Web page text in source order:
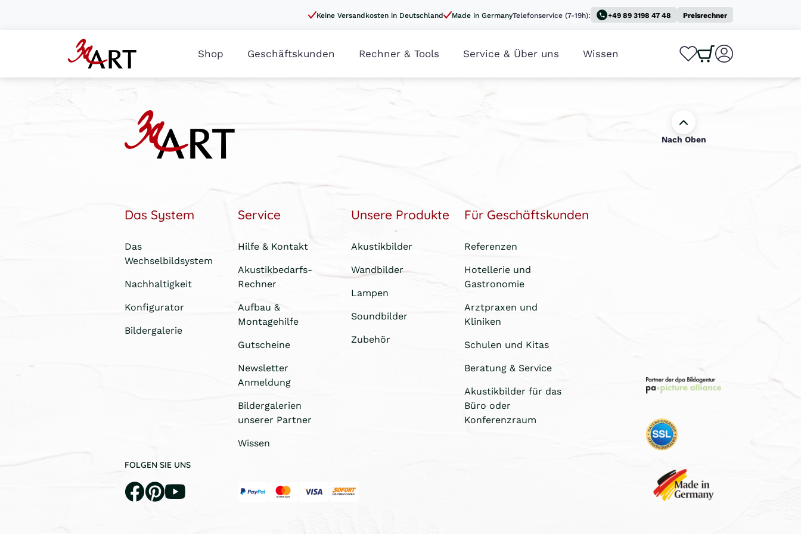
Keine Versandkosten in Deutschland Made in GermanyTelefonservice (7-19h): +49 89 3198 47 48 Preisrechner
Shop Geschäftskunden Rechner & Tools Service & Über uns Wissen 0
Nach Oben
Das System
Das
Wechselbildsystem
Nachhaltigkeit
Konfigurator
Bildergalerie
Service
Hilfe & Kontakt
Akustikbedarfs-
Rechner
Aufbau &
Montagehilfe
Gutscheine
Newsletter
Anmeldung
Bildergalerien
unserer Partner
Wissen
Unsere Produkte
Akustikbilder
Wandbilder
Lampen
Soundbilder
Zubehör
Für Geschäftskunden
Referenzen
Hotellerie und
Gastronomie
Arztpraxen und
Kliniken
Schulen und Kitas
Beratung & Service
Akustikbilder für das
Büro oder
Konferenzraum
FOLGEN SIE UNS